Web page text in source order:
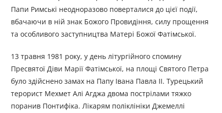
Папи Римські неодноразово поверталися до цієї події,
вбачаючи в ній знак Божого Провидіння, силу прощення
та особливого заступництва Матері Божої Фатімської.
13 травня 1981 року, у день літургійного спомину
Пресвятої Діви Марії Фатімської, на площі Святого Петра
було здійснено замах на Папу Івана Павла II. Турецький
терорист Мехмет Алі Агджа двома пострілами тяжко
поранив Понтифіка. Лікарям поліклініки Джемеллі